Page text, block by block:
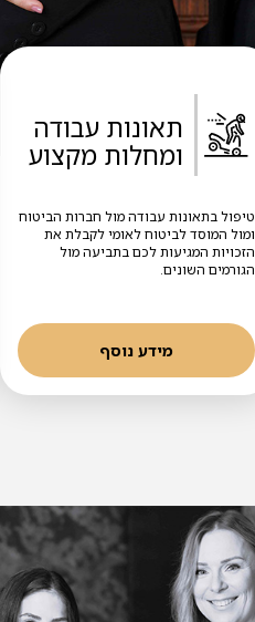
תאונות עבודה
ומחלות מקצוע
טיפול בתאונות עבודה מול חברות הביטוח
ומול המוסד לביטוח לאומי לקבלת את
הזכויות המגיעות לכם בתביעה מול
הגורמים השונים.
מידע נוסף